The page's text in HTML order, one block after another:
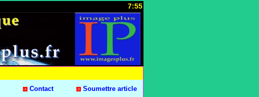
7:55
Contact Soumettre article